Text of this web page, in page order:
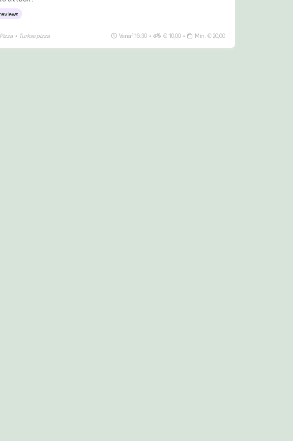
Pizza • Turkse pizza Vanaf 16:30 • € 10,00 • Min. € 20,00